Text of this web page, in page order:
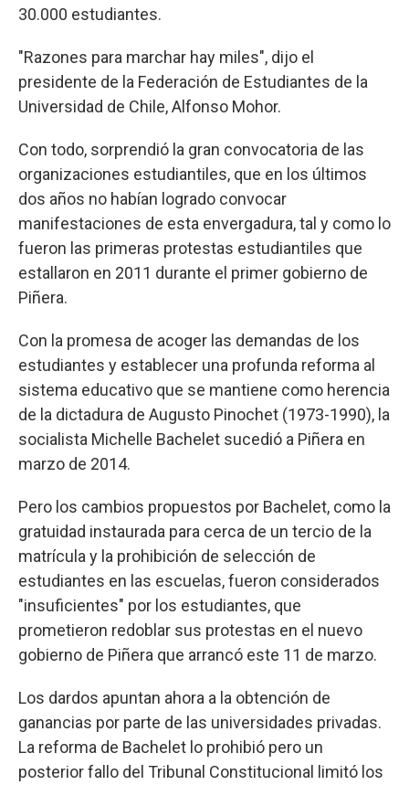
30.000 estudiantes.
"Razones para marchar hay miles", dijo el
presidente de la Federación de Estudiantes de la
Universidad de Chile, Alfonso Mohor.
Con todo, sorprendió la gran convocatoria de las
organizaciones estudiantiles, que en los últimos
dos años no habían logrado convocar
manifestaciones de esta envergadura, tal y como lo
fueron las primeras protestas estudiantiles que
estallaron en 2011 durante el primer gobierno de
Piñera.
Con la promesa de acoger las demandas de los
estudiantes y establecer una profunda reforma al
sistema educativo que se mantiene como herencia
de la dictadura de Augusto Pinochet (1973-1990), la
socialista Michelle Bachelet sucedió a Piñera en
marzo de 2014.
Pero los cambios propuestos por Bachelet, como la
gratuidad instaurada para cerca de un tercio de la
matrícula y la prohibición de selección de
estudiantes en las escuelas, fueron considerados
"insuficientes" por los estudiantes, que
prometieron redoblar sus protestas en el nuevo
gobierno de Piñera que arrancó este 11 de marzo.
Los dardos apuntan ahora a la obtención de
ganancias por parte de las universidades privadas.
La reforma de Bachelet lo prohibió pero un
posterior fallo del Tribunal Constitucional limitó los